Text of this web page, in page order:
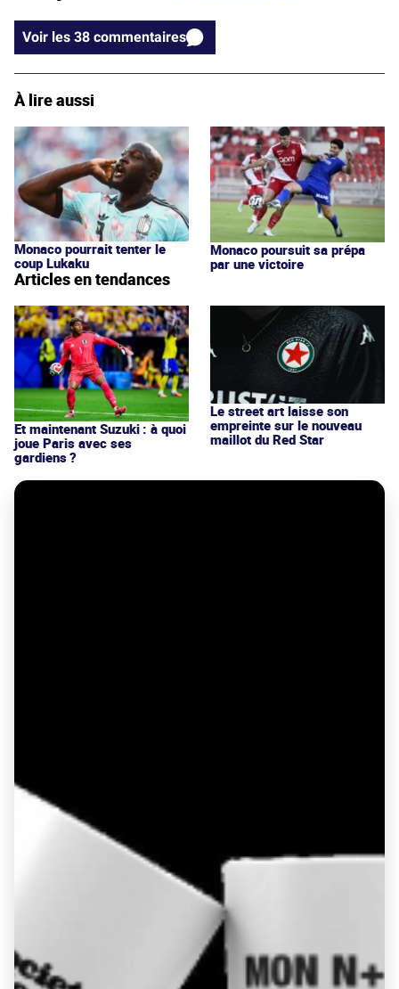
Voir les 38 commentaires
À lire aussi
Monaco pourrait tenter le
coup Lukaku
Monaco poursuit sa prépa
par une victoire
Articles en tendances
Et maintenant Suzuki : à quoi
joue Paris avec ses
gardiens ?
Le street art laisse son
empreinte sur le nouveau
maillot du Red Star